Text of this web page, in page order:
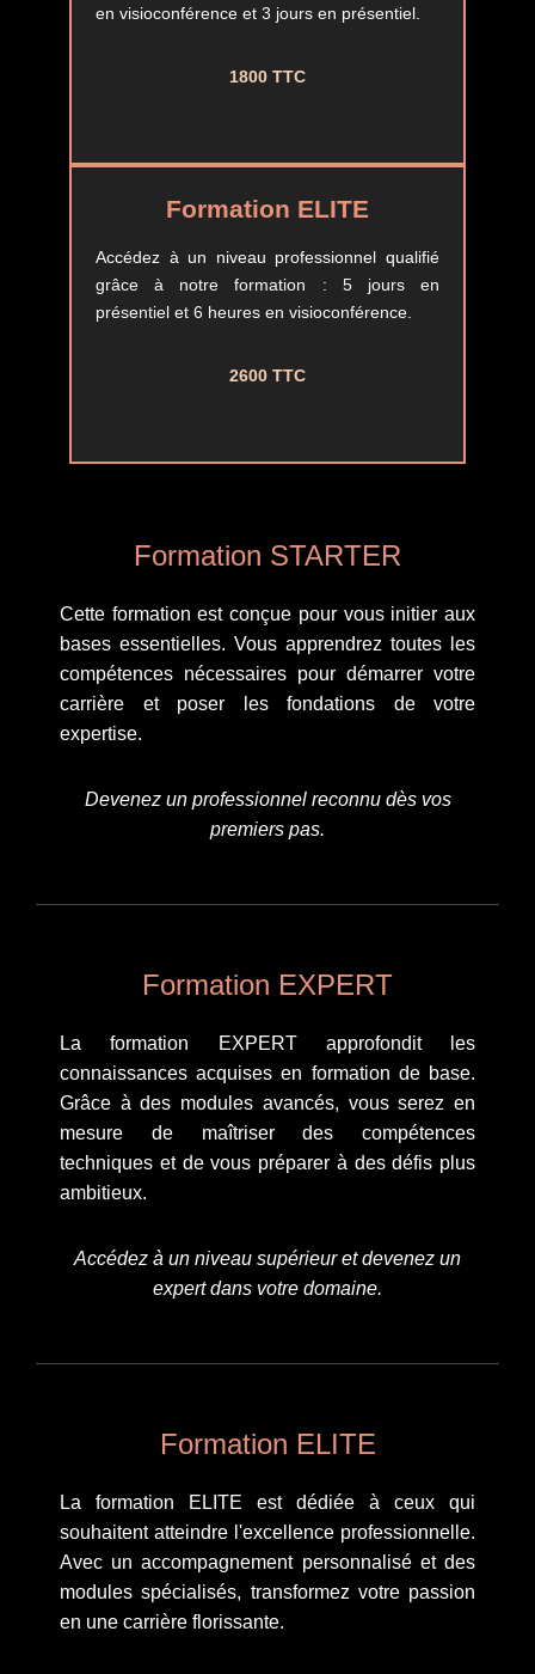
en visioconférence et 3 jours en présentiel.
1800 TTC
Formation ELITE
Accédez à un niveau professionnel qualifié
grâce à notre formation : 5 jours en
présentiel et 6 heures en visioconférence.
2600 TTC
Formation STARTER
Cette formation est conçue pour vous initier aux
bases essentielles. Vous apprendrez toutes les
compétences nécessaires pour démarrer votre
carrière et poser les fondations de votre
expertise.
Devenez un professionnel reconnu dès vos
premiers pas.
Formation EXPERT
La formation EXPERT approfondit les
connaissances acquises en formation de base.
Grâce à des modules avancés, vous serez en
mesure de maîtriser des compétences
techniques et de vous préparer à des défis plus
ambitieux.
Accédez à un niveau supérieur et devenez un
expert dans votre domaine.
Formation ELITE
La formation ELITE est dédiée à ceux qui
souhaitent atteindre l'excellence professionnelle.
Avec un accompagnement personnalisé et des
modules spécialisés, transformez votre passion
en une carrière florissante.